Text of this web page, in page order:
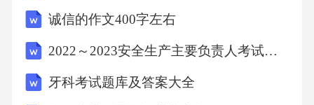
3.诱导细胞凋亡
减少病毒在宿主体内的复制。具体机制如下：
诚信的作文400字左右
2022～2023安全生产主要负责人考试题库及答案第357期
牙科考试题库及答案大全